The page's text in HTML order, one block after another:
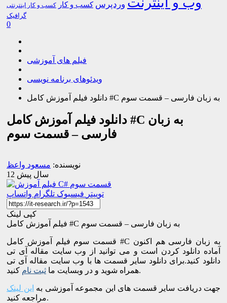
وردپرس کسب و کار کسب و کار اینترنتی
گرافیک
0
فیلم های آموزشی
ویدئوهای برنامه نویسی
دانلود فیلم آموزش کامل #C به زبان فارسی – قسمت سوم
دانلود فیلم آموزش کامل #C به زبان
فارسی – قسمت سوم
نویسنده: مسعود واعظ
12 سال پیش
توییتر فیسبوک تلگرام واتساپ
کپی لینک
فیلم آموزش کامل #C به زبان فارسی – قسمت سوم
قسمت سوم فیلم آموزش کامل #C به زبان فارسی هم اکنون
آماده دانلود کردن است و می توانید از وب سایت مقاله آی تی
دانلود کنید.برای دانلود سایر قسمت ها با وب سایت مقاله آی تی
همراه شوید و در وبسایت ما ثبت نام کنید.
جهت دریافت سایر قسمت های این مجموعه آموزشی به این لینک
مراجعه کنید.